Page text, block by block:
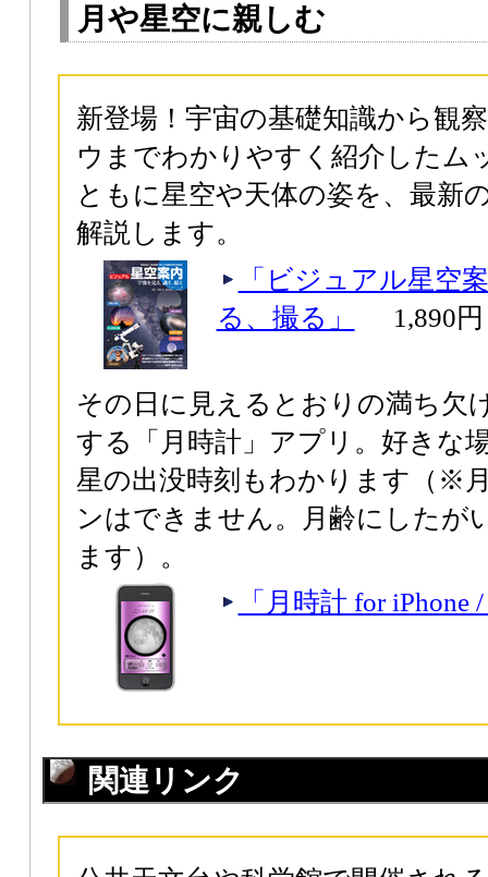
月や星空に親しむ
新登場！宇宙の基礎知識から観
ウまでわかりやすく紹介したム
ともに星空や天体の姿を、最新
解説します。
「ビジュアル星空
る、撮る」
1,890円
その日に見えるとおりの満ち欠
する「月時計」アプリ。好きな
星の出没時刻もわかります（※
ンはできません。月齢にしたが
ます）。
「月時計 for iPhone
関連リンク